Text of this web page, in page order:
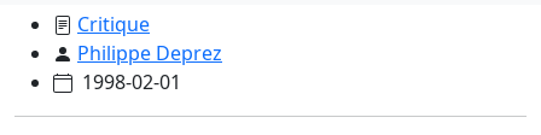
Critique
Philippe Deprez
1998-02-01